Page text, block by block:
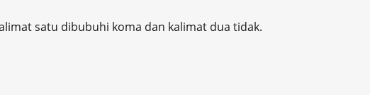
satu dibubuhi koma dan kalimat dua tidak.